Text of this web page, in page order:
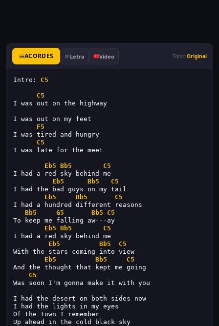
ACORDES Letra Video Tono: Original
Intro: C5
C5
I was out on the highway
I was out on my feet
F5
I was tired and hungry
C5
I was late for the meet
Eb5 Bb5
C5
I had a red sky behind me
Eb5
Bb5
C5
I had the bad guys on my tail
Eb5
Bb5
C5
I had a hundred different reasons
Bb5
G5 Bb5
C5
To keep me falling aw---ay
Eb5 Bb5
C5
I had a red sky behind me
Eb5
Bb5
C5
With the stars coming into view
Eb5
Bb5
C5
And the thought that kept me going
G5
Was soon I'm gonna make it with you
I had the desert on both sides now
I had the lights in my eyes
Of the town I remember
Up ahead in the cold black sky